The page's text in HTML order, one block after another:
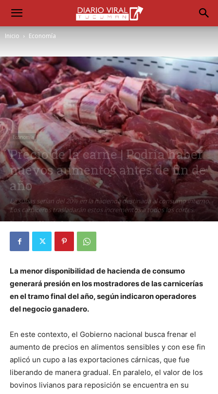
Inicio Economía
Economía
Precio de la carne | Podría haber
nuevos aumentos antes de fin de
año
La subas serían del 20% en la hacienda destinada al consumo interno.
Los carniceros trasladarán estos incrementos a todos los cortes.
Por Diego Martín Suárez - 21 octubre, 2021
La menor disponibilidad de hacienda de consumo
generará presión en los mostradores de las carnicerías
en el tramo final del año, según indicaron operadores
del negocio ganadero.
En este contexto, el Gobierno nacional busca frenar el
aumento de precios en alimentos sensibles y con ese fin
aplicó un cupo a las exportaciones cárnicas, que fue
liberando de manera gradual. En paralelo, el valor de los
bovinos livianos para reposición se encuentra en su